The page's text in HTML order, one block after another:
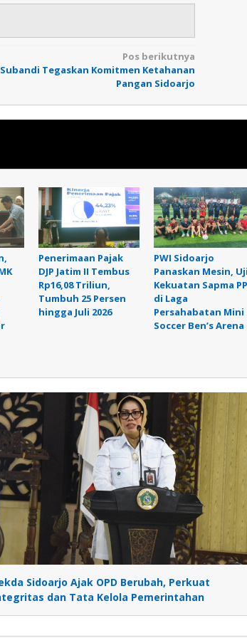
Pos berikutnya
Tegaskan Komitmen Ketahanan
Pangan Sidoarjo
Penerimaan Pajak
DJP Jatim II Tembus
Rp16,08 Triliun,
Tumbuh 25 Persen
hingga Juli 2026
PWI Sidoarjo
Panaskan Mesin,
Kekuatan Sapma PP
di Laga
Persahabatan Mini
Soccer Ben’s Arena
Sidoarjo Ajak OPD Berubah, Perkuat
dan Tata Kelola Pemerintahan